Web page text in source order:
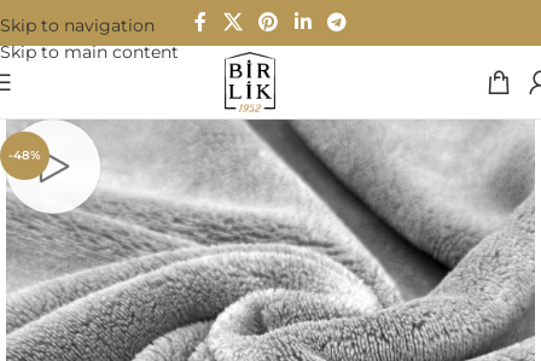
Skip to navigation
Skip to main content
-48%